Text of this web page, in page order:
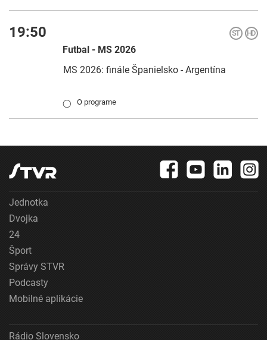
19:50
Futbal - MS 2026
MS 2026: finále Španielsko - Argentína
◯ O programe
Jednotka
Dvojka
24
Šport
Správy STVR
Podcasty
Mobilné aplikácie
Rádio Slovensko